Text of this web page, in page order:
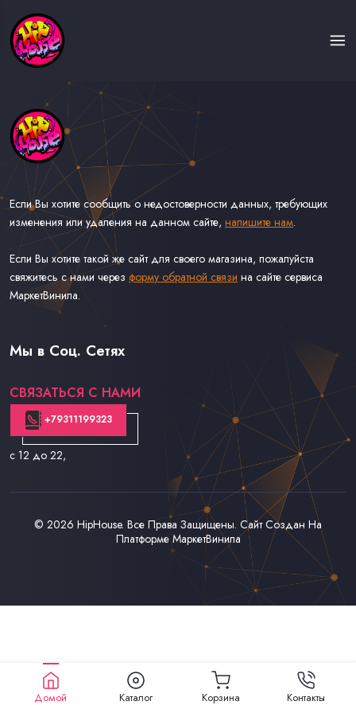
Если Вы хотите сообщить о недостоверности данных, требующих
изменения или удаления на данном сайте, напишите нам.
Если Вы хотите такой же сайт для своего магазина, пожалуйста
свяжитесь с нами через форму обратной связи на сайте сервиса
МаркетВинила.
Каталог Музыки на Виниле В Наличии
Доставка и Оплата
Мы в Соц. Сетях
СВЯЗАТЬСЯ С НАМИ
+79311199323
с 12 до 22,
© 2026 HipHouse. Все Права Защищены. Сайт Создан На
Платформе МаркетВинила
Домой Каталог Корзина Контакты